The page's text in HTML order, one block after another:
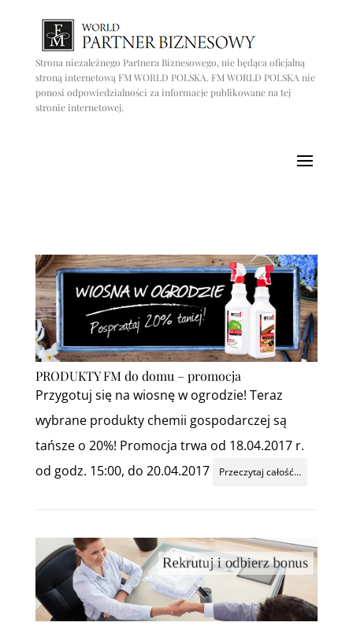
Strona niezależnego Partnera Biznesowego, nie będąca oficjalną
stroną internetową FM WORLD POLSKA. FM WORLD POLSKA nie
ponosi odpowiedzialności za informacje publikowane na tej
stronie internetowej.
PRODUKTY FM do domu – promocja
Przygotuj się na wiosnę w ogrodzie! Teraz
wybrane produkty chemii gospodarczej są
tańsze o 20%! Promocja trwa od 18.04.2017 r.
od godz. 15:00, do 20.04.2017
Przeczytaj całość…